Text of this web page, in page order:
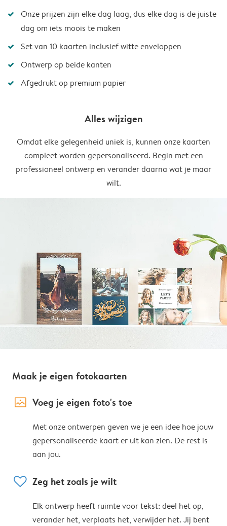
Onze prijzen zijn elke dag laag, dus elke dag is de juiste
dag om iets moois te maken
Set van 10 kaarten inclusief witte enveloppen
Ontwerp op beide kanten
Afgedrukt op premium papier
Alles wijzigen
Omdat elke gelegenheid uniek is, kunnen onze kaarten
compleet worden gepersonaliseerd. Begin met een
professioneel ontwerp en verander daarna wat je maar
wilt.
Maak je eigen fotokaarten
image_placeholder Voeg je eigen foto's toe
Met onze ontwerpen geven we je een idee hoe jouw
gepersonaliseerde kaart er uit kan zien. De rest is
aan jou.
heart Zeg het zoals je wilt
Elk ontwerp heeft ruimte voor tekst: deel het op,
verander het, verplaats het, verwijder het. Jij bent